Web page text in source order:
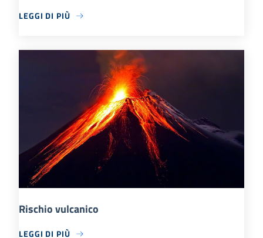
LEGGI DI PIÙ
Rischio vulcanico
LEGGI DI PIÙ